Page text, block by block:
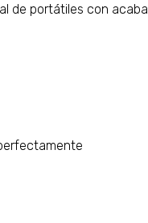
de portátiles con